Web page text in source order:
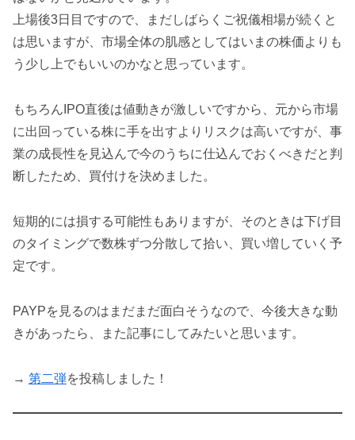
上場後3日目ですので、まだしばらくご祝儀相場が続くと
は思いますが、市場全体の肌感としてはいまの株価よりも
う少し上でもいいのかなと思っています。
もちろんIPO直後は値動きが激しいですから、元から市場
に出回っている株に手を出すよりリスクは高いですが、事
業の成長性を見込んで今のうちに仕込んでおくべきだと判
断したため、買付けを決めました。
短期的には損する可能性もありますが、そのときは下げ目
のタイミングで数株ずつ分散して拾い、買い増していく予
定です。
PAYPを見るのはまだまだ面白そうなので、今後大きな動
きがあったら、また記事にしてみたいと思います。
→ 第二弾を投稿しました！